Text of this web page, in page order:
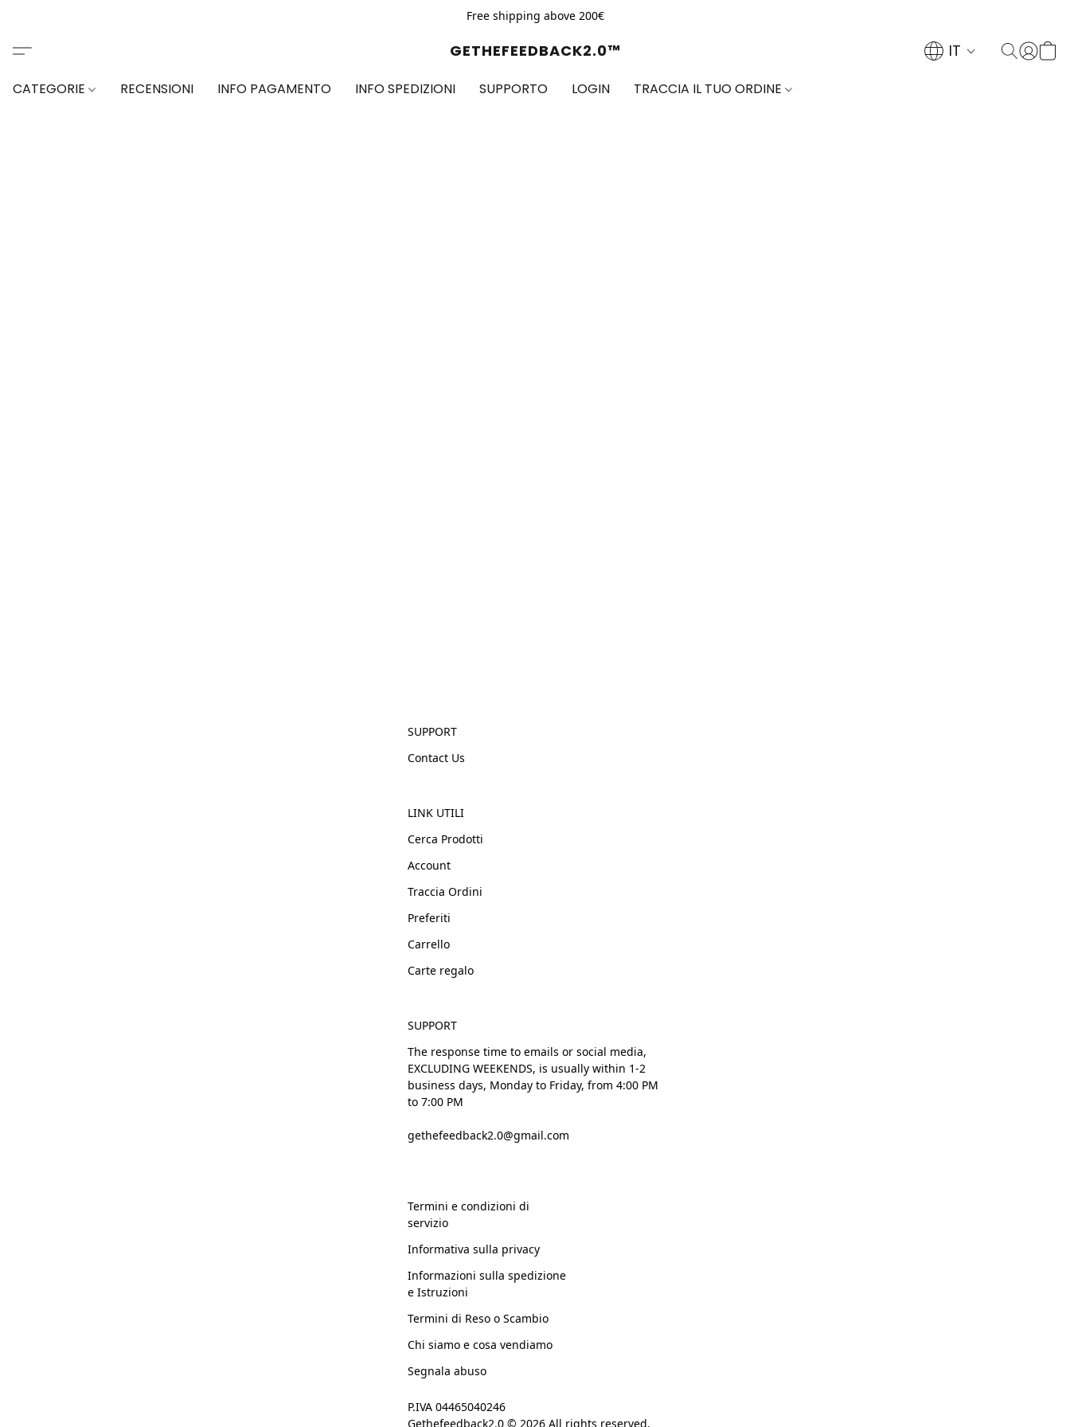
Free shipping above 200€
GETHEFEEDBACK2.0™ IT
CATEGORIE RECENSIONI INFO PAGAMENTO INFO SPEDIZIONI SUPPORTO LOGIN TRACCIA IL TUO ORDINE
SUPPORT
Contact Us
LINK UTILI
Cerca Prodotti
Account
Traccia Ordini
Preferiti
Carrello
Carte regalo
SUPPORT
The response time to emails or social media,
EXCLUDING WEEKENDS, is usually within 1-2
business days, Monday to Friday, from 4:00 PM
to 7:00 PM
gethefeedback2.0@gmail.com
Termini e condizioni di
servizio
Informativa sulla privacy
Informazioni sulla spedizione
e Istruzioni
Termini di Reso o Scambio
Chi siamo e cosa vendiamo
Segnala abuso
P.IVA 04465040246
Gethefeedback2.0 © 2026 All rights reserved.